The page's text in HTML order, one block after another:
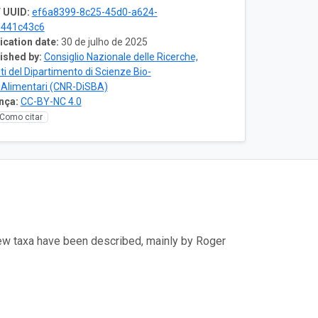
UUID: ef6a8399-8c25-45d0-a624-
date: 30 de julho de 2025
by: Consiglio Nazionale delle Ricerche,
del Dipartimento di Scienze Bio-
(CNR-DiSBA)
CC-BY-NC 4.0
citar
taxa have been described, mainly by Roger